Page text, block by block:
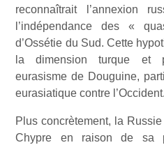
reconnaîtrait l’annexion
l’indépendance des «
d’Ossétie du Sud. Cette
la dimension turque et
eurasisme de Douguine,
eurasiatique contre l’Occident.
Plus concrètement, la
Chypre en raison de sa